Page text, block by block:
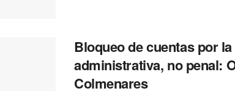
Bloqueo de cuentas por
administrativa, no penal:
Colmenares